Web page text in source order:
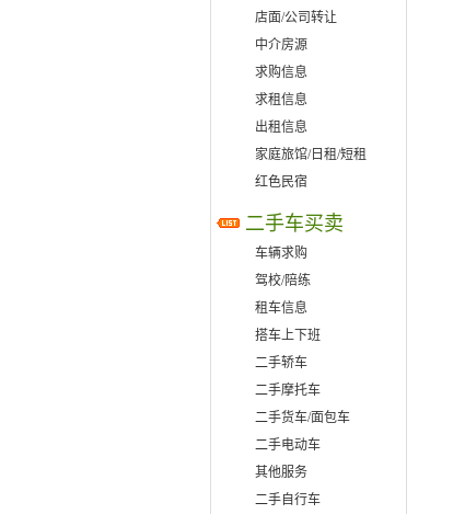
店面/公司转让
中介房源
求购信息
求租信息
出租信息
家庭旅馆/日租/短租
红色民宿
二手车买卖
车辆求购
驾校/陪练
租车信息
搭车上下班
二手轿车
二手摩托车
二手货车/面包车
二手电动车
其他服务
二手自行车